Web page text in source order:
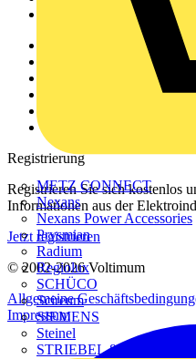
METZ CONNECT
Nexans
Nexans Power Accessories
Prysmian
Radium
Regiolux
SCHÜCO
Scireum
SIEMENS
Steinel
STRIEBEL & JOHN
Downloadbereich (PDFs)
Registrierung
Registrieren Sie sich kostenlos
Informationen aus der
Jetzt registrieren
© 2002-2026Voltimum
Allgemeine
Impressum